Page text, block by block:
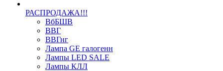
РАСПРОДАЖА!!!
ВбБШВ
ВВГ
ВВГнг
Лампа GE галогенн
Лампы LED SALE
Лампы КЛЛ